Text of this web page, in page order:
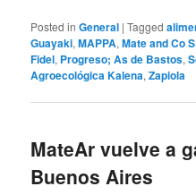
Posted in General |Tagged
Guayaki,MAPPA,Mate and Co
Fidel, Progreso; As de Bastos,
Agroecológica Kalena,Zapiola
MateAr vuelve a
Buenos Aires